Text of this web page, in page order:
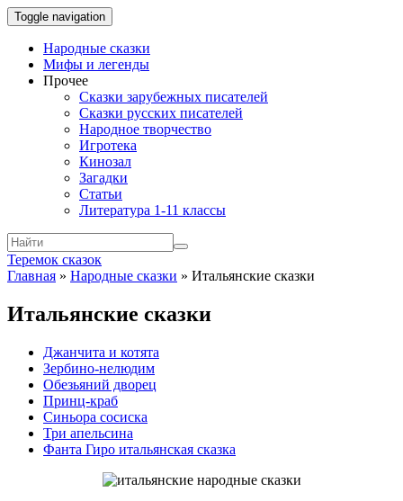
Toggle navigation
Народные сказки
Мифы и легенды
Прочее
Сказки зарубежных писателей
Сказки русских писателей
Народное творчество
Игротека
Кинозал
Загадки
Статьи
Литература 1-11 классы
Теремок сказок
Главная » Народные сказки » Итальянские сказки
Итальянские сказки
Джанчита и котята
Зербино-нелюдим
Обезьяний дворец
Принц-краб
Синьора сосиска
Три апельсина
Фанта Гиро итальянская сказка